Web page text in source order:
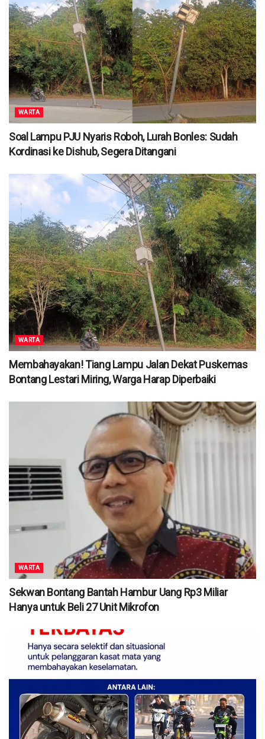
WARTA
Soal Lampu PJU Nyaris Roboh, Lurah Bonles: Sudah
Kordinasi ke Dishub, Segera Ditangani
WARTA
Membahayakan! Tiang Lampu Jalan Dekat Puskemas
Bontang Lestari Miring, Warga Harap Diperbaiki
WARTA
Sekwan Bontang Bantah Hambur Uang Rp3 Miliar
Hanya untuk Beli 27 Unit Mikrofon